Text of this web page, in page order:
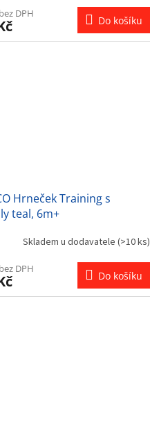
DPH
Do košíku
Hrneček Training s
teal, 6m+
Skladem u dodavatele (>10 ks)
DPH
Do košíku